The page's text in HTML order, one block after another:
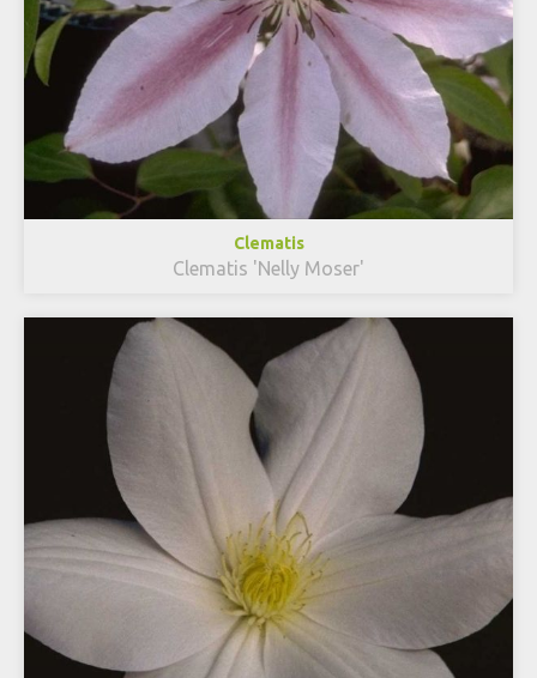
Clematis
Clematis 'Nelly Moser'